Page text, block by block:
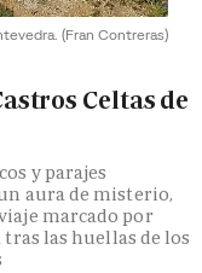
(Fran Contreras)
Celtas de
y parajes
aura de misterio,
marcado por
las huellas de los